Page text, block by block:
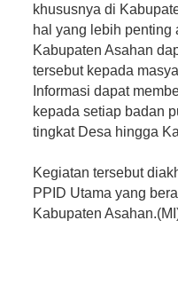
khususnya di
hal yang lebih
Kabupaten Asahan
tersebut kepada
Informasi dapat
kepada setiap badan
tingkat Desa hingga
Kegiatan tersebut
PPID Utama yang
Kabupaten